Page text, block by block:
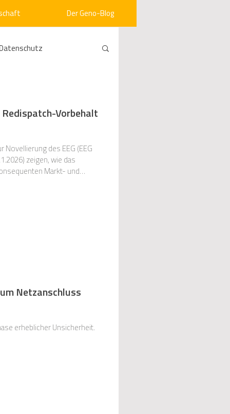
Der Geno-Blog
Kommunen
Vorbehalt
des EEG (EEG
zeigen, wie das
Markt- und
Netzanschluss
erheblicher Unsicherheit.